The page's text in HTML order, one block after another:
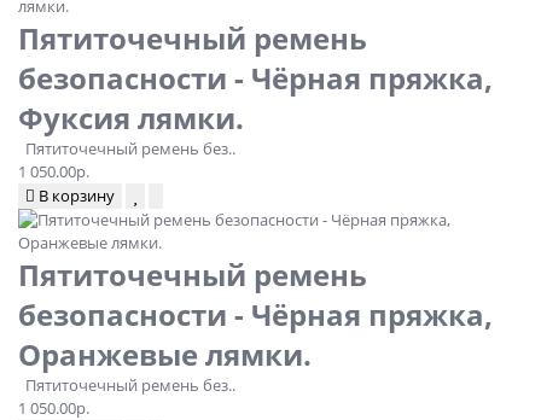
Пятиточечный ремень
безопасности - Чёрная пряжка,
Фуксия лямки.
Пятиточечный ремень без..
1 050.00р.
В корзину
Пятиточечный ремень
безопасности - Чёрная пряжка,
Оранжевые лямки.
Пятиточечный ремень без..
1 050.00р.